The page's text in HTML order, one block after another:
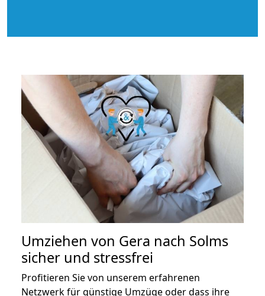
Umziehen von Gera nach Solms
sicher und stressfrei
Profitieren Sie von unserem erfahrenen
Netzwerk für günstige Umzüge oder dass ihre